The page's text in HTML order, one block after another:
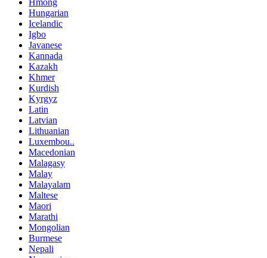
Hungarian
Icelandic
Igbo
Javanese
Kannada
Kazakh
Khmer
Kurdish
Kyrgyz
Latin
Latvian
Lithuanian
Luxembou..
Macedonian
Malagasy
Malay
Malayalam
Maltese
Maori
Marathi
Mongolian
Burmese
Nepali